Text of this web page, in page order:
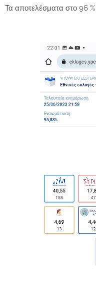
Τα αποτελέσματα στο 96